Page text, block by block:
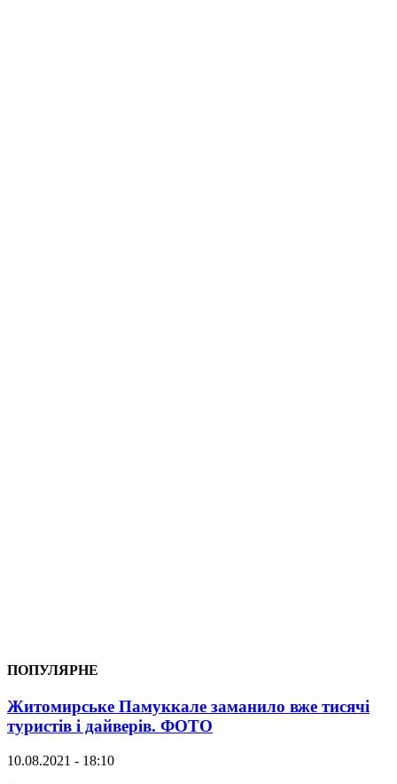
ПОПУЛЯРНЕ
Житомирське Памуккале заманило вже тисячі
туристів і дайверів. ФОТО
10.08.2021 - 18:10